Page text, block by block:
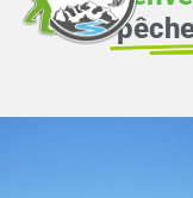
pêche